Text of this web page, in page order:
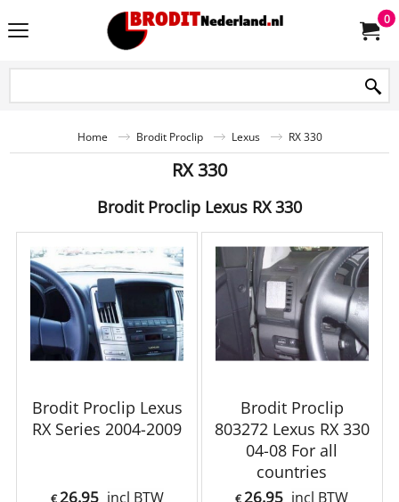
0
Home Brodit Proclip Lexus RX 330
RX 330
Brodit Proclip Lexus RX 330
Brodit Proclip Lexus
RX Series 2004-2009
€ 26.95 incl BTW
Brodit Proclip
803272 Lexus RX 330
04-08 For all
countries
€ 26.95 incl BTW